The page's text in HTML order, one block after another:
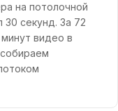
на потолочной
секунд. За 72
видео в